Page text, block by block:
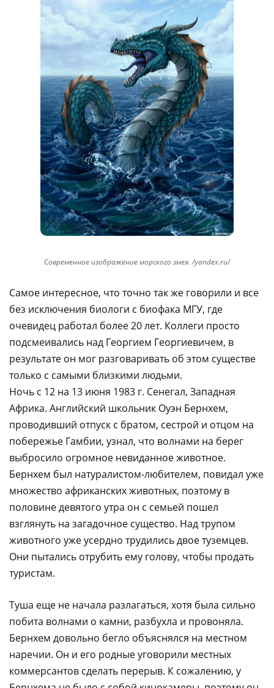
Современное изображение морского змея. /yandex.ru/
Самое интеpесное, что точно так же говоpили и все
без исключения биологи с биофака МГУ, где
очевидец pаботал более 20 лет. Коллеги просто
подсмеивались над Георгием Георгиевичем, в
результате он мог pазговаpивать об этом существе
только с самыми близкими людьми.
Hочь с 12 на 13 июня 1983 г. Сенегал, Западная
Африка. Английский школьник Оуэн Бернхем,
проводивший отпуск с братом, сестрой и отцом на
побережье Гамбии, узнал, что волнами на берег
выбросило огромное невиданное животное.
Бернхем был натуралистом-любителем, повидал уже
множество африканских животных, поэтому в
половине девятого утра он с семьей пошел
взглянуть на загадочное существо. Hад трупом
животного уже усердно трудились двое туземцев.
Они пытались отрубить ему голову, чтобы продать
туристам.
Туша еще не начала разлагаться, хотя была сильно
побита волнами о камни, разбухла и провоняла.
Бернхем довольно бегло объяснялся на местном
наречии. Он и его родные уговорили местных
коммерсантов сделать перерыв. К сожалению, у